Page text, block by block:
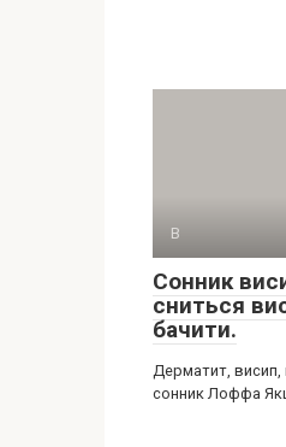
В
Сонник
сниться
бачити.
Дерматит, висип,
сонник Лоффа